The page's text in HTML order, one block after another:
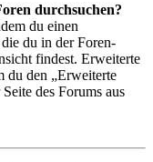
durchsuchen?
du einen
du in der Foren-
findest. Erweiterte
du den „Erweiterte
des Forums aus